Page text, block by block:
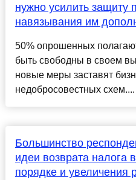
нужно усилить защиту
навязывания им
50% опрошенных
быть свободны в своем
новые меры заставят
недобросовестных схем....
Большинство
идеи возврата налога
порядке и увеличения